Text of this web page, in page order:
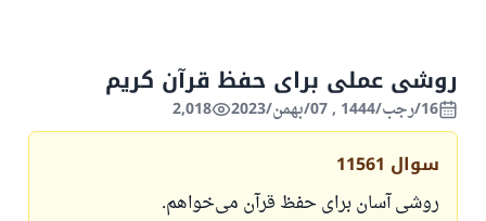
روشی عملی برای حفظ قرآن کریم
16/رجب/1444 , 07/بهمن/2023 2,018
سوال 11561
روشی آسان برای حفظ قرآن می‌خواهم.